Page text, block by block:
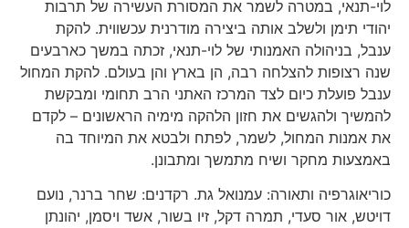
לוי-תנאי, במטרה לשמר את המסורת העשירה של תרבות
יהודי תימן ולשלב אותה ביצירה מודרנית עכשווית. להקת
ענבל, בניהולה האמנותי של לוי-תנאי, זכתה במשך כארבעים
שנה רצופות להצלחה רבה, הן בארץ והן בעולם. להקת המחול
ענבל פועלת כיום לצד המרכז האתני הרב תחומי ומבקשת
להמשיך ולהגשים את חזון הלהקה מימיה הראשונים – לקדם
את אמנות המחול, לשמר, לפתח ולבטא את המיוחד בה
באמצעות מחקר ושיח מתמשך ומתבונן.
כוריאוגרפיה ותאורה: עמנואל גת. רקדנים: שחר ברנר, נועם
דויטש, אור סעדי, תמרה דקל, זיו בשור, אשד ויסמן, יהונתן